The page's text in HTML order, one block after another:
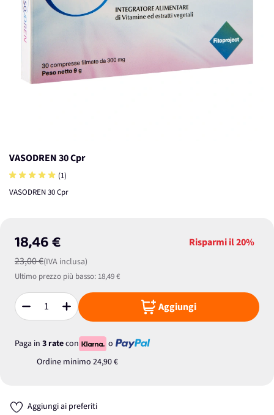
VASODREN 30 Cpr
(1)
VASODREN 30 Cpr
18,46 €
23,00 €(IVA inclusa)
Risparmi il20%
Ultimo prezzo più basso: 18,49 €
Quantità Aggiungi
Paga in 3 ratecon
o
Ordine minimo 24,90 €
Aggiungi ai preferiti